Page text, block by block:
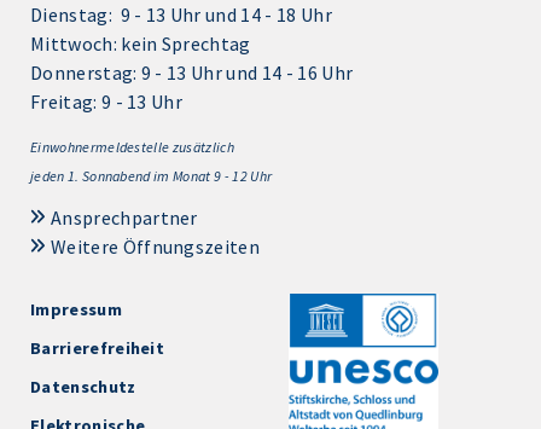
Dienstag: 9 - 13 Uhr und 14 - 18 Uhr
Mittwoch: kein Sprechtag
Donnerstag: 9 - 13 Uhr und 14 - 16 Uhr
Freitag: 9 - 13 Uhr
Einwohnermeldestelle zusätzlich
jeden 1. Sonnabend im Monat 9 - 12 Uhr
Ansprechpartner
Weitere Öffnungszeiten
Impressum
Barrierefreiheit
Datenschutz